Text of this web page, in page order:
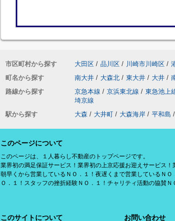
市区町村から探す 大田区 / 品川区 / 川崎市川崎区 /
町名から探す
南大井 / 大森北 / 東大井 / 大井 /
路線から探す
京急本線 / 京浜東北線 / 東急池上
埼京線
駅から探す
大森 / 大井町 / 大森海岸 / 平和島 /
このページについて
このページは、１人暮らし不動産のトップページです。
業界初の満足保証サービス！業界初の上京応援お迎えサービス
朝早くから営業しているＮＯ．１！夜遅くまで営業しているＮ
Ｏ．１！スタッフの挫折経験ＮＯ．１！チャリティ活動の協賛
このサイトについて お問い合わせ